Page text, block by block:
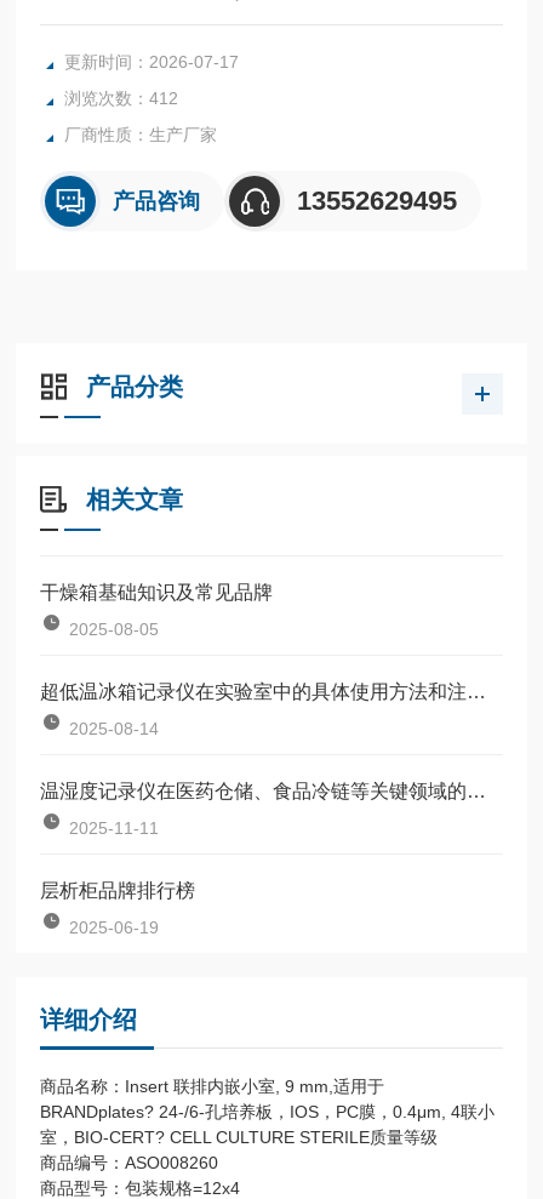
ULTURE STERILE质量等级
更新时间：2026-07-17
浏览次数：412
厂商性质：生产厂家
产品咨询 13552629495
产品分类
相关文章
干燥箱基础知识及常见品牌
2025-08-05
超低温冰箱记录仪在实验室中的具体使用方法和注意事项
2025-08-14
温湿度记录仪在医药仓储、食品冷链等关键领域的应用场景分析
2025-11-11
层析柜品牌排行榜
2025-06-19
详细介绍
商品名称：Insert 联排内嵌小室, 9 mm,适用于
BRANDplates? 24-/6-孔培养板，IOS，PC膜，0.4μm, 4联小
室，BIO-CERT? CELL CULTURE STERILE质量等级
商品编号：ASO008260
商品型号：包装规格=12x4